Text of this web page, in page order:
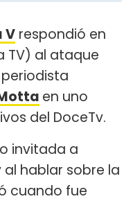
V respondió en
TV) al ataque
en uno
del DoceTv.
invitada a
al hablar sobre la
cuando fue